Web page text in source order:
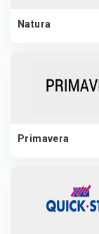
Natura
Primavera